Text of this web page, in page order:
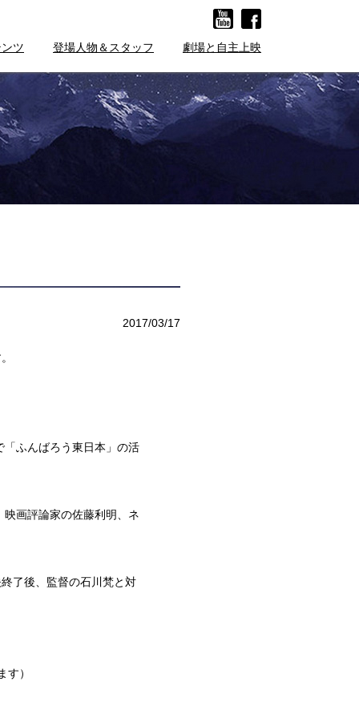
ツ 登場人物＆スタッフ 劇場と自主上映
2017/03/17
ふんばろう東日本」の活
画評論家の佐藤利明、ネ
了後、監督の石川梵と対
）